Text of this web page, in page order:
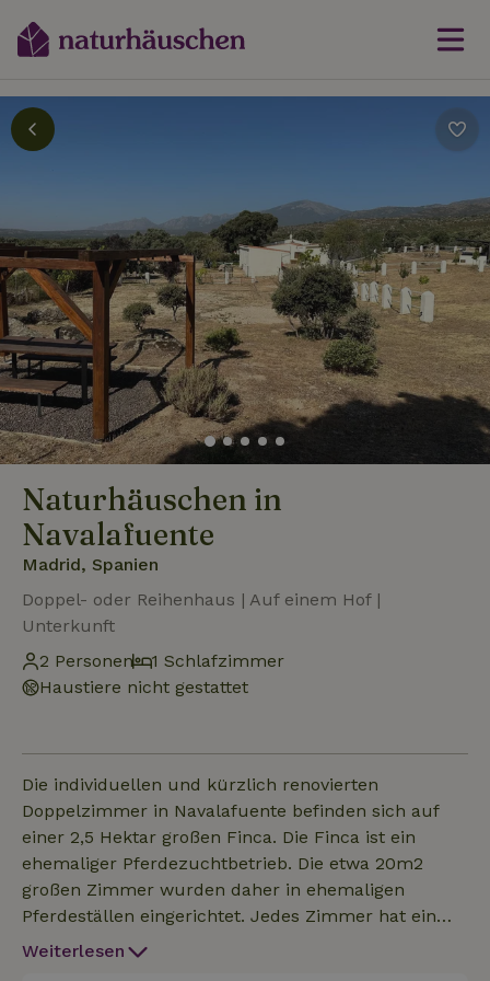
Naturhäuschen in
Navalafuente
Madrid, Spanien
Doppel- oder Reihenhaus | Auf einem Hof |
Unterkunft
2 Personen
1 Schlafzimmer
Haustiere nicht gestattet
Die individuellen und kürzlich renovierten
Doppelzimmer in Navalafuente befinden sich auf
einer 2,5 Hektar großen Finca. Die Finca ist ein
ehemaliger Pferdezuchtbetrieb. Die etwa 20m2
großen Zimmer wurden daher in ehemaligen
Pferdeställen eingerichtet. Jedes Zimmer hat ein
eigenes Bad mit Dusche und einem Satz
Weiterlesen